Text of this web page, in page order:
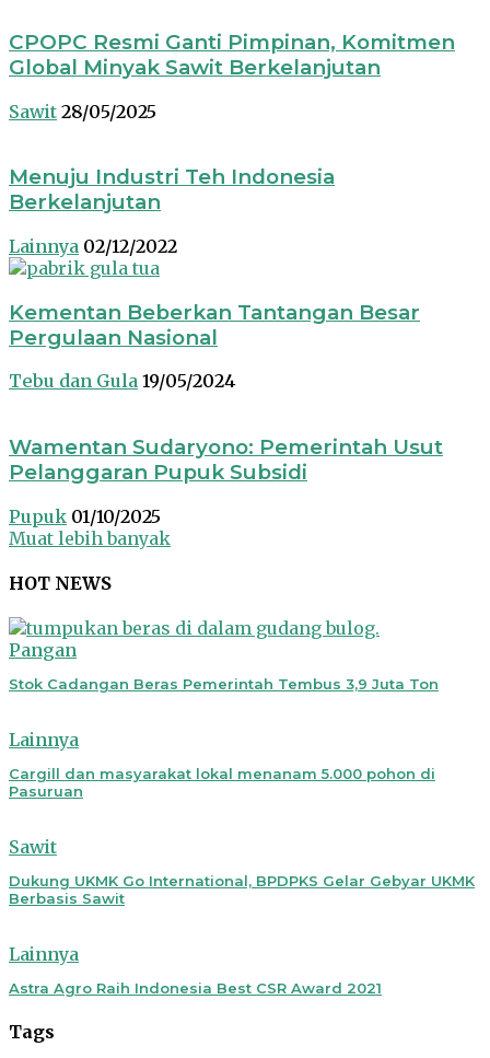
CPOPC Resmi Ganti Pimpinan, Komitmen
Global Minyak Sawit Berkelanjutan
Sawit 28/05/2025
Menuju Industri Teh Indonesia
Berkelanjutan
Lainnya 02/12/2022
Kementan Beberkan Tantangan Besar
Pergulaan Nasional
Tebu dan Gula 19/05/2024
Wamentan Sudaryono: Pemerintah Usut
Pelanggaran Pupuk Subsidi
Pupuk 01/10/2025
Muat lebih banyak
HOT NEWS
Pangan
Stok Cadangan Beras Pemerintah Tembus 3,9 Juta Ton
Lainnya
Cargill dan masyarakat lokal menanam 5.000 pohon di
Pasuruan
Sawit
Dukung UKMK Go International, BPDPKS Gelar Gebyar UKMK
Berbasis Sawit
Lainnya
Astra Agro Raih Indonesia Best CSR Award 2021
Tags